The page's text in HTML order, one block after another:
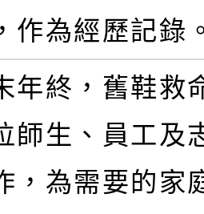
作為經歷記錄
年終，舊鞋救
師生、員工及
，為需要的家